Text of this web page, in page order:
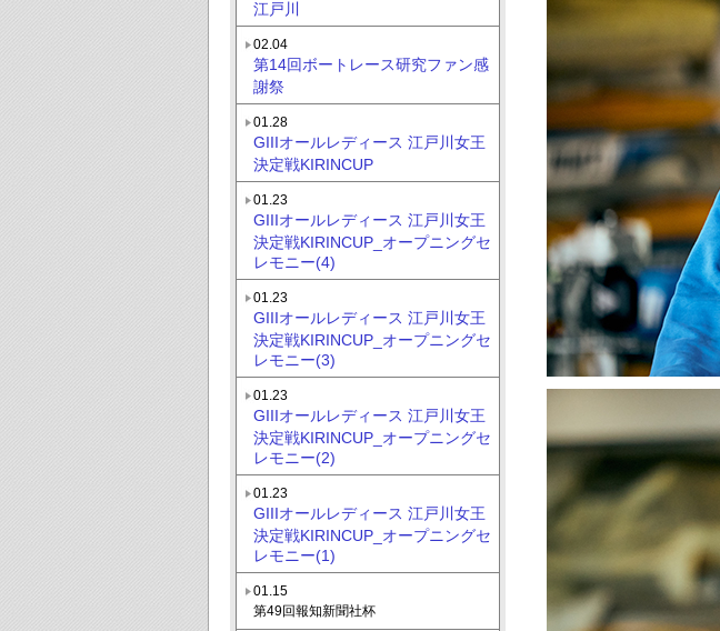
江戸川
02.04
第14回ボートレース研究ファン感
謝祭
01.28
GIIIオールレディース 江戸川女王
決定戦KIRINCUP
01.23
GIIIオールレディース 江戸川女王
決定戦KIRINCUP_オープニングセ
レモニー(4)
01.23
GIIIオールレディース 江戸川女王
決定戦KIRINCUP_オープニングセ
レモニー(3)
01.23
GIIIオールレディース 江戸川女王
決定戦KIRINCUP_オープニングセ
レモニー(2)
01.23
GIIIオールレディース 江戸川女王
決定戦KIRINCUP_オープニングセ
レモニー(1)
01.15
第49回報知新聞社杯